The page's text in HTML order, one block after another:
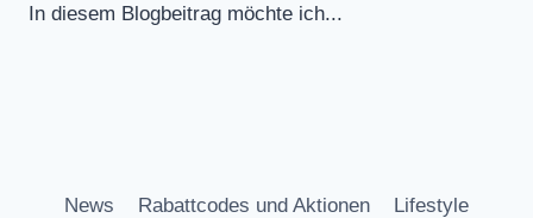
In diesem Blogbeitrag möchte ich...
News Rabattcodes und Aktionen
Lifestyle